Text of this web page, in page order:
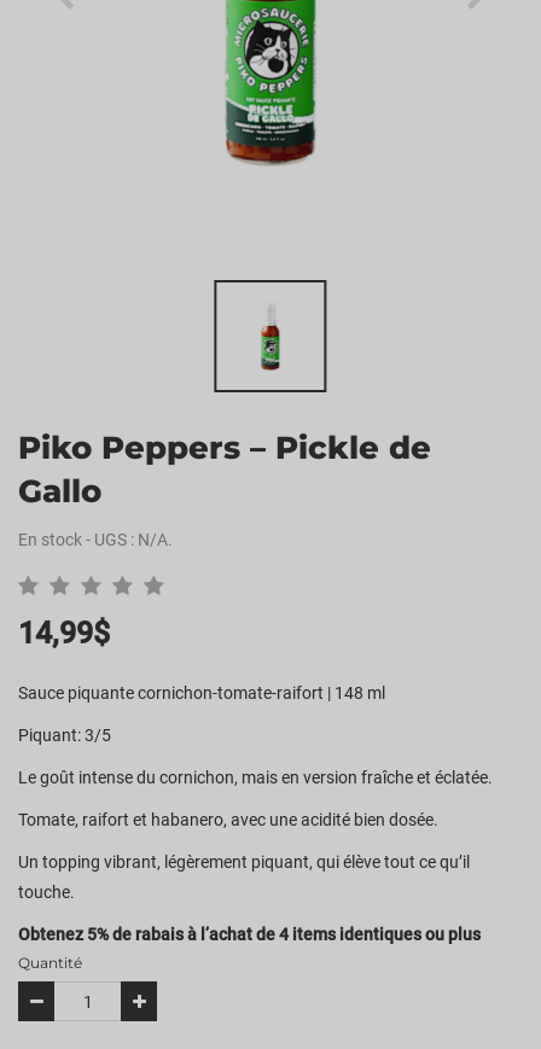
Piko Peppers – Pickle de
Gallo
En stock- UGS : N/A.
14,99$
Sauce piquante cornichon-tomate-raifort | 148 ml
Piquant: 3/5
Le goût intense du cornichon, mais en version fraîche et éclatée.
Tomate, raifort et habanero, avec une acidité bien dosée.
Un topping vibrant, légèrement piquant, qui élève tout ce qu’il
touche.
Obtenez 5% de rabais à l’achat de 4 items identiques ou plus
Quantité